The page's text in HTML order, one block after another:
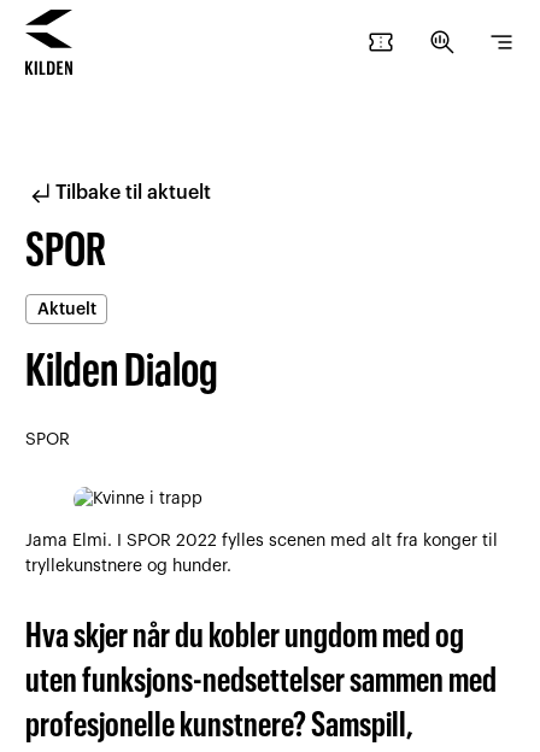
confirmation_number search_insights segment
subdirectory_arrow_leftTilbake til aktuelt
SPOR
Aktuelt
Kilden Dialog
SPOR
Jama Elmi. I SPOR 2022 fylles scenen med alt fra konger til
tryllekunstnere og hunder.
Hva skjer når du kobler ungdom med og
uten funksjons-nedsettelser sammen med
profesjonelle kunstnere? Samspill,